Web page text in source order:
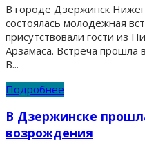
В городе Дзержинск
состоялась молодежная
присутствовали гости из
Арзамаса. Встреча прошла
В...
Подробнее
В Дзержинске
возрождения